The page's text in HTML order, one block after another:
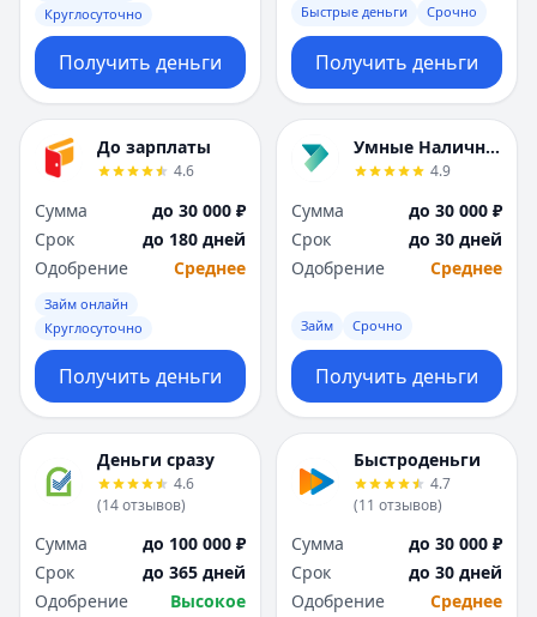
Круглосуточно
Получить деньги
Быстрые деньги Срочно
Получить деньги
До зарплаты
4.6
Сумма
до 30 000 ₽
Срок
до 180 дней
Одобрение
Среднее
Займ онлайн
Круглосуточно
Получить деньги
Умные Наличные
4.9
Сумма
до 30 000 ₽
Срок
до 30 дней
Одобрение
Среднее
Займ Срочно
Получить деньги
Деньги сразу
4.6
(14отзывов)
Сумма
до 100 000 ₽
Срок
до 365 дней
Одобрение
Высокое
Быстроденьги
4.7
(11 отзывов)
Сумма
до 30 000 ₽
Срок
до 30 дней
Одобрение
Среднее